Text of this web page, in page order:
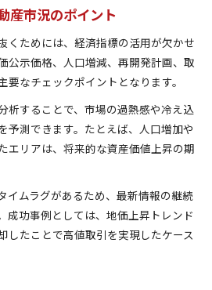
産市況のポイント
くためには、経済指標の活用が欠かせ
公示価格、人口増減、再開発計画、取
要なチェックポイントとなります。
析することで、市場の過熱感や冷え込
予測できます。たとえば、人口増加や
エリアは、将来的な資産価値上昇の期
イムラグがあるため、最新情報の継続
成功事例としては、地価上昇トレンド
したことで高値取引を実現したケース